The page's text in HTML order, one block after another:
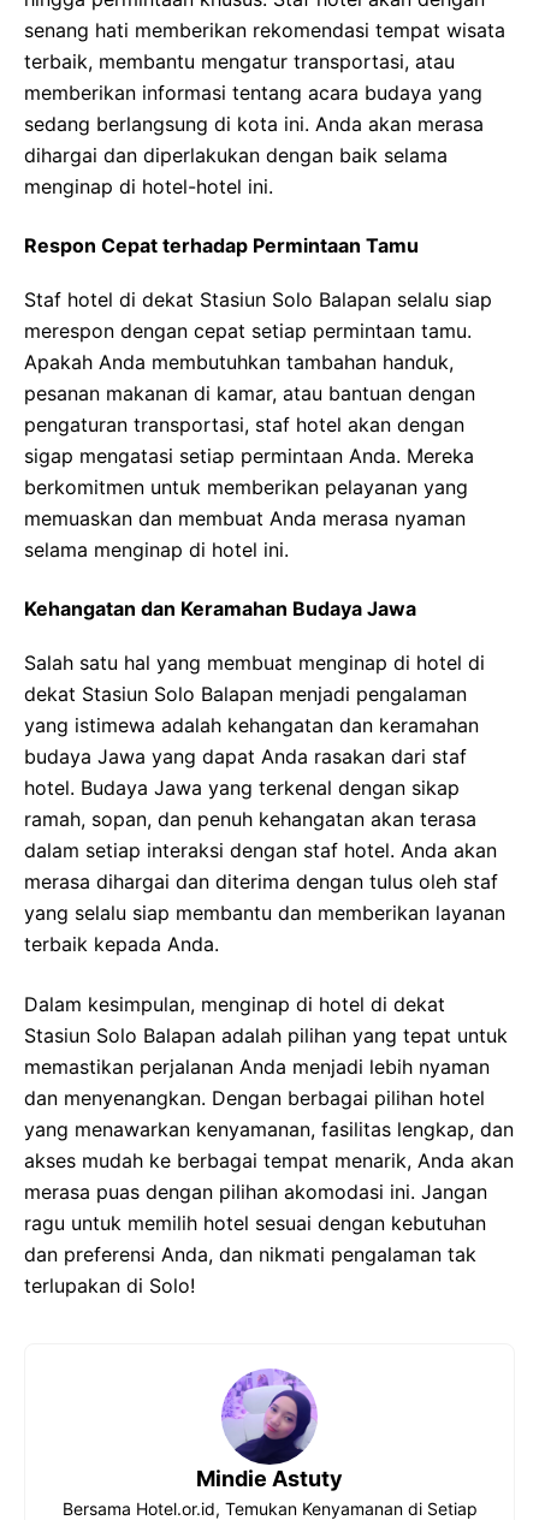
senang hati memberikan rekomendasi tempat wisata
terbaik, membantu mengatur transportasi, atau
memberikan informasi tentang acara budaya yang
sedang berlangsung di kota ini. Anda akan merasa
dihargai dan diperlakukan dengan baik selama
menginap di hotel-hotel ini.
Respon Cepat terhadap Permintaan Tamu
Staf hotel di dekat Stasiun Solo Balapan selalu siap
merespon dengan cepat setiap permintaan tamu.
Apakah Anda membutuhkan tambahan handuk,
pesanan makanan di kamar, atau bantuan dengan
pengaturan transportasi, staf hotel akan dengan
sigap mengatasi setiap permintaan Anda. Mereka
berkomitmen untuk memberikan pelayanan yang
memuaskan dan membuat Anda merasa nyaman
selama menginap di hotel ini.
Kehangatan dan Keramahan Budaya Jawa
Salah satu hal yang membuat menginap di hotel di
dekat Stasiun Solo Balapan menjadi pengalaman
yang istimewa adalah kehangatan dan keramahan
budaya Jawa yang dapat Anda rasakan dari staf
hotel. Budaya Jawa yang terkenal dengan sikap
ramah, sopan, dan penuh kehangatan akan terasa
dalam setiap interaksi dengan staf hotel. Anda akan
merasa dihargai dan diterima dengan tulus oleh staf
yang selalu siap membantu dan memberikan layanan
terbaik kepada Anda.
Dalam kesimpulan, menginap di hotel di dekat
Stasiun Solo Balapan adalah pilihan yang tepat untuk
memastikan perjalanan Anda menjadi lebih nyaman
dan menyenangkan. Dengan berbagai pilihan hotel
yang menawarkan kenyamanan, fasilitas lengkap, dan
akses mudah ke berbagai tempat menarik, Anda akan
merasa puas dengan pilihan akomodasi ini. Jangan
ragu untuk memilih hotel sesuai dengan kebutuhan
dan preferensi Anda, dan nikmati pengalaman tak
terlupakan di Solo!
Mindie Astuty
Bersama Hotel.or.id, Temukan Kenyamanan di Setiap